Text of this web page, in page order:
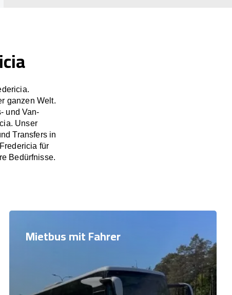
ganzen Welt.
und Van-
Unser
Transfers in
für
Bedürfnisse.
Mietbus mit Fahrer